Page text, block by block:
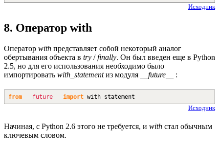
Исходник
8. Оператор with
Оператор with представляет собой некоторый аналог
обертывания объекта в try /finally. Он был введен еще в Python
2.5, но для его использования необходимо было
импортировать with_statementиз модуля __future__ :
from __future__ import with_statement
Исходник
Начиная, с Python 2.6 этого не требуется, и with стал обычным
ключевым словом.